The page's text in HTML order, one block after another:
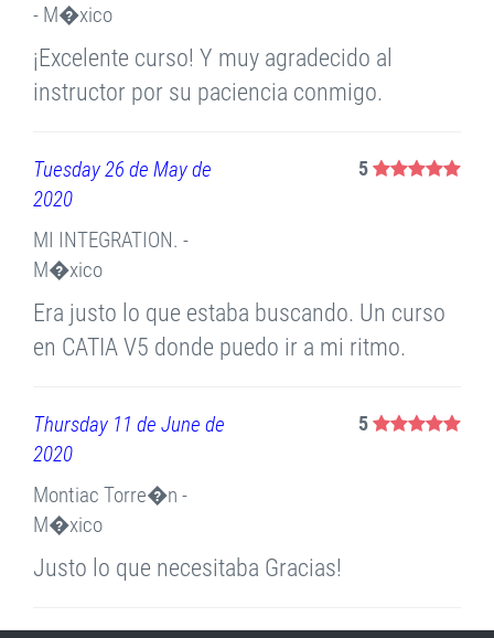
- M�xico
¡Excelente curso! Y muy agradecido al
instructor por su paciencia conmigo.
Tuesday 26 de May de
2020
MI INTEGRATION. -
M�xico
5
Era justo lo que estaba buscando. Un curso
en CATIA V5 donde puedo ir a mi ritmo.
Thursday 11 de June de
2020
Montiac Torre�n -
M�xico
5
Justo lo que necesitaba Gracias!